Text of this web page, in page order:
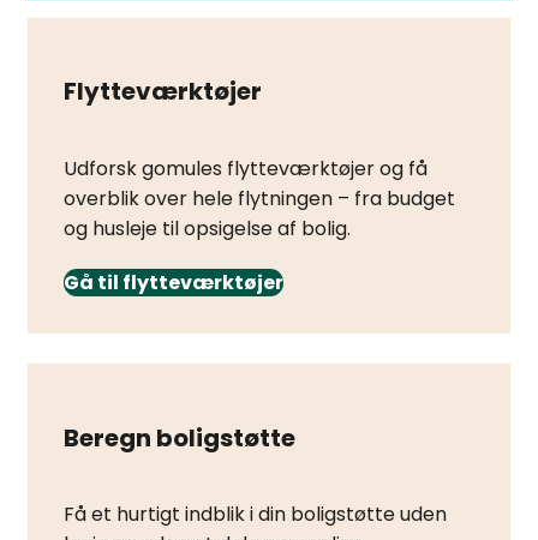
Flytteværktøjer
Udforsk gomules flytteværktøjer og få
overblik over hele flytningen – fra budget
og husleje til opsigelse af bolig.
Gå til flytteværktøjer
Beregn boligstøtte
Få et hurtigt indblik i din boligstøtte uden